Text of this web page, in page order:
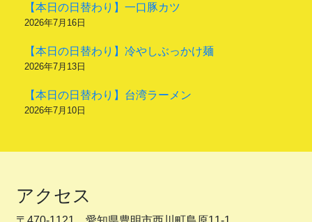
【本日の日替わり】一口豚カツ
2026年7月16日
【本日の日替わり】冷やしぶっかけ麺
2026年7月13日
【本日の日替わり】台湾ラーメン
2026年7月10日
アクセス